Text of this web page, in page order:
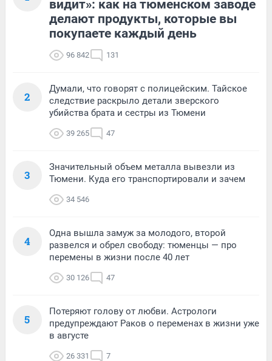
видит»: как на тюменском заводе
делают продукты, которые вы
покупаете каждый день
96 842 131
2
Думали, что говорят с полицейским. Тайское
следствие раскрыло детали зверского
убийства брата и сестры из Тюмени
39 265 47
3
Значительный объем металла вывезли из
Тюмени. Куда его транспортировали и зачем
34 546
4
Одна вышла замуж за молодого, второй
развелся и обрел свободу: тюменцы — про
перемены в жизни после 40 лет
30 126 47
5
Потеряют голову от любви. Астрологи
предупреждают Раков о переменах в жизни уже
в августе
26 331 7